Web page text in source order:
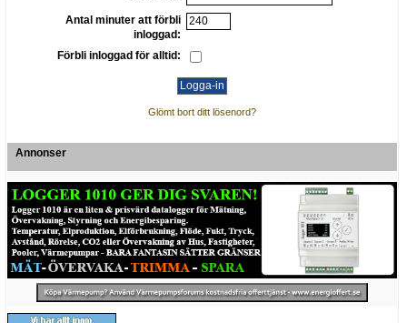
Antal minuter att förbli
inloggad:
Förbli inloggad för alltid:
Glömt bort ditt lösenord?
Annonser